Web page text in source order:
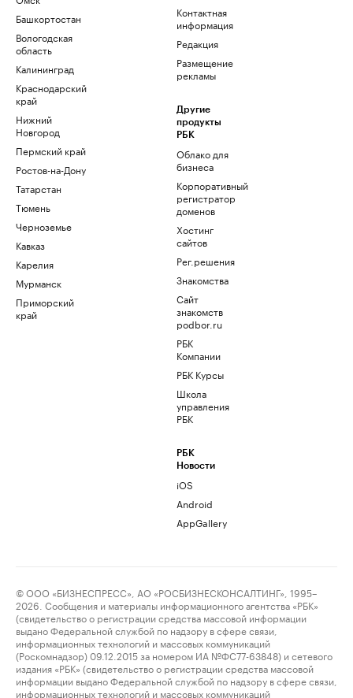
Башкортостан
Вологодская
область
Калининград
Краснодарский
край
Нижний
Новгород
Пермский край
Ростов-на-Дону
Татарстан
Тюмень
Черноземье
Кавказ
Карелия
Мурманск
Приморский
край
Контактная
информация
Редакция
Размещение
рекламы
Другие
продукты
РБК
Облако для
бизнеса
Корпоративный
регистратор
доменов
Хостинг
сайтов
Рег.решения
Знакомства
Сайт
знакомств
podbor.ru
РБК
Компании
РБК Курсы
Школа
управления
РБК
РБК
Новости
iOS
Android
AppGallery
© ООО «БИЗНЕСПРЕСС», АО «РОСБИЗНЕСКОНСАЛТИНГ», 1995–
2026. Сообщения и материалы информационного агентства «РБК»
(свидетельство о регистрации средства массовой информации
выдано Федеральной службой по надзору в сфере связи,
информационных технологий и массовых коммуникаций
(Роскомнадзор) 09.12.2015 за номером ИА №ФС77-63848) и сетевого
издания «РБК» (свидетельство о регистрации средства массовой
информации выдано Федеральной службой по надзору в сфере связи,
информационных технологий и массовых коммуникаций